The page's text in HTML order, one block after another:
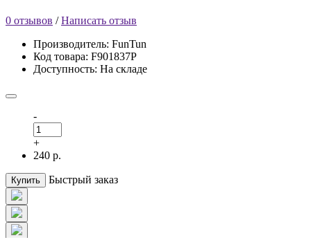
0 отзывов /Написать отзыв
Производитель: FunTun
Код товара: F901837Р
Доступность: На складе
-
+
240 р.
Купить Быстрый заказ